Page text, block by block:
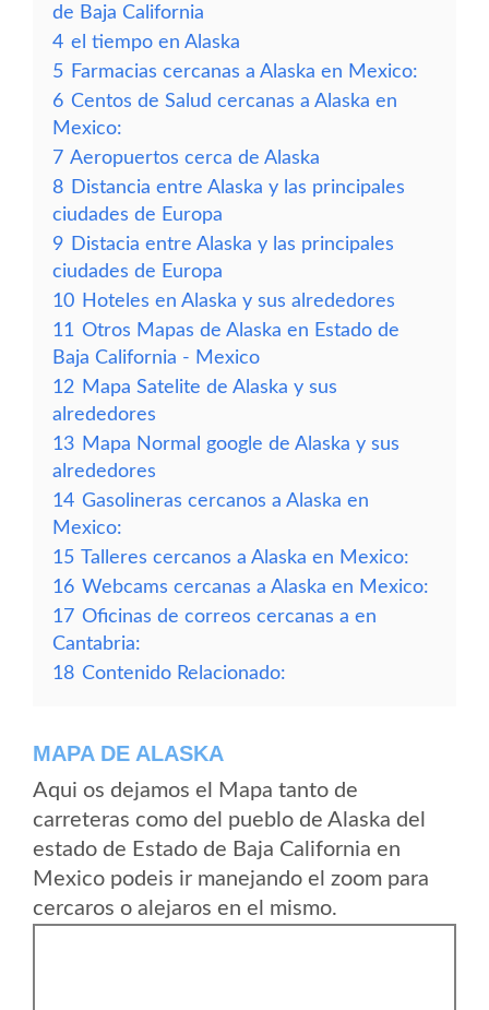
de Baja California
4 el tiempo en Alaska
5 Farmacias cercanas a Alaska en Mexico:
6 Centos de Salud cercanas a Alaska en
Mexico:
7 Aeropuertos cerca de Alaska
8 Distancia entre Alaska y las principales
ciudades de Europa
9 Distacia entre Alaska y las principales
ciudades de Europa
10 Hoteles en Alaska y sus alrededores
11 Otros Mapas de Alaska en Estado de
Baja California - Mexico
12 Mapa Satelite de Alaska y sus
alrededores
13 Mapa Normal google de Alaska y sus
alrededores
14 Gasolineras cercanos a Alaska en
Mexico:
15 Talleres cercanos a Alaska en Mexico:
16 Webcams cercanas a Alaska en Mexico:
17 Oficinas de correos cercanas a en
Cantabria:
18 Contenido Relacionado:
MAPA DE ALASKA
Aqui os dejamos el Mapa tanto de
carreteras como del pueblo de Alaska del
estado de Estado de Baja California en
Mexico podeis ir manejando el zoom para
cercaros o alejaros en el mismo.